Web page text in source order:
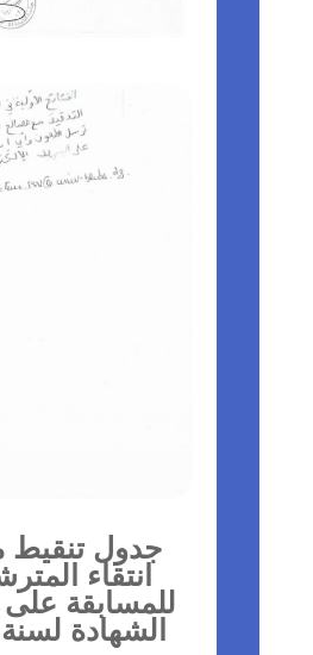
جدول تنقيط
انتقاء
للمسابقة
الشهادة لسنة 2026